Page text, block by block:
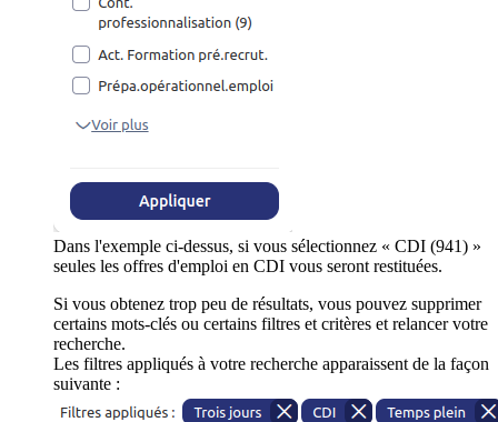
Dans l'exemple ci-dessus, si vous sélectionnez « CDI (941) »
seules les offres d'emploi en CDI vous seront restituées.
Si vous obtenez trop peu de résultats, vous pouvez supprimer
certains mots-clés ou certains filtres et critères et relancer votre
recherche.
Les filtres appliqués à votre recherche apparaissent de la façon
suivante :